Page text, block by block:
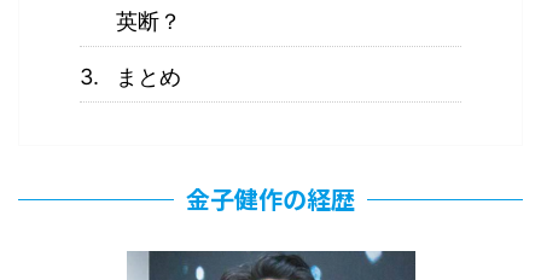
英断？
まとめ
金子健作の経歴